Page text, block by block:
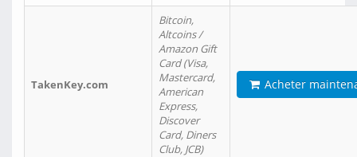
TakenKey.com
Bitcoin,
Altcoins /
Amazon Gift
Card (Visa,
Mastercard,
American
Express,
Discover
Card, Diners
Club, JCB)
Acheter